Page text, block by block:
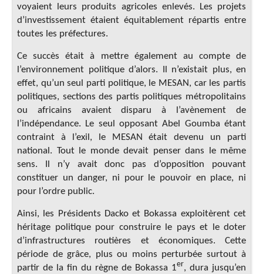
voyaient leurs produits agricoles enlevés. Les projets
d’investissement étaient équitablement répartis entre
toutes les préfectures.
Ce succès était à mettre également au compte de
l’environnement politique d’alors. Il n’existait plus, en
effet, qu’un seul parti politique, le MESAN, car les partis
politiques, sections des partis politiques métropolitains
ou africains avaient disparu à l’avènement de
l’indépendance. Le seul opposant Abel Goumba étant
contraint à l’exil, le MESAN était devenu un parti
national. Tout le monde devait penser dans le même
sens. Il n’y avait donc pas d’opposition pouvant
constituer un danger, ni pour le pouvoir en place, ni
pour l’ordre public.
Ainsi, les Présidents Dacko et Bokassa exploitèrent cet
héritage politique pour construire le pays et le doter
d’infrastructures routières et économiques. Cette
période de grâce, plus ou moins perturbée surtout à
partir de la fin du règne de Bokassa 1er, dura jusqu’en